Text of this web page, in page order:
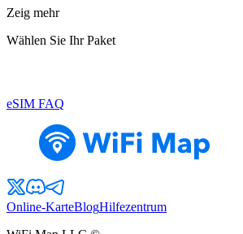
Zeig mehr
Wählen Sie Ihr Paket
eSIM FAQ
Online-KarteBlogHilfezentrum